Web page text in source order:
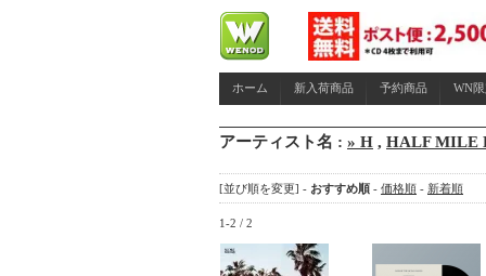
ホーム 新入荷商品 予約商品 WN
アーティスト名 : » H , HALF MILE
[並び順を変更] - おすすめ順 - 価格順 - 新着順
1-2 / 2